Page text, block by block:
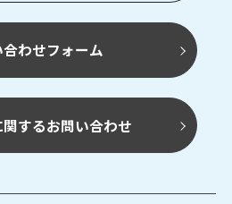
わせフォーム
するお問い合わせ